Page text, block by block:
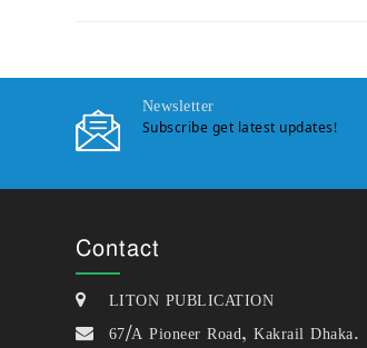
Newsletter
Subscribe get latest updates!
Contact
LITON PUBLICATION
67/A Pioneer Road, Kakrail Dhaka.